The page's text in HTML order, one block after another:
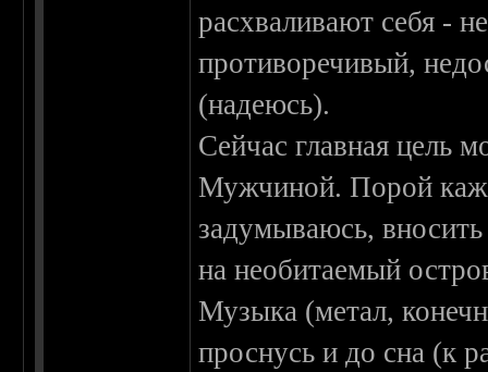
расхваливают себя -
противоречивый,
(надеюсь).
Сейчас главная цель
Мужчиной. Порой
задумываюсь, вносить
на необитаемый
Музыка (метал,
проснусь и до сна (к